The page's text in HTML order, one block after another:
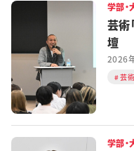
学部・
芸術
壇
2026
芸
学部・